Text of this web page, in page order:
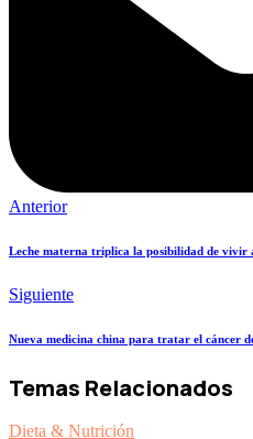
Anterior
Leche materna triplica la posibilidad de vivir
Siguiente
Nueva medicina china para tratar el cáncer
Temas Relacionados
Dieta & Nutrición